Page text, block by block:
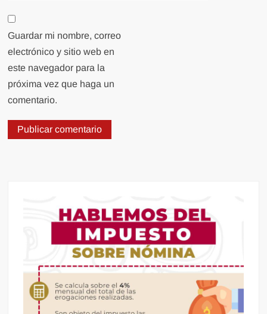
Guardar mi nombre, correo
electrónico y sitio web en
este navegador para la
próxima vez que haga un
comentario.